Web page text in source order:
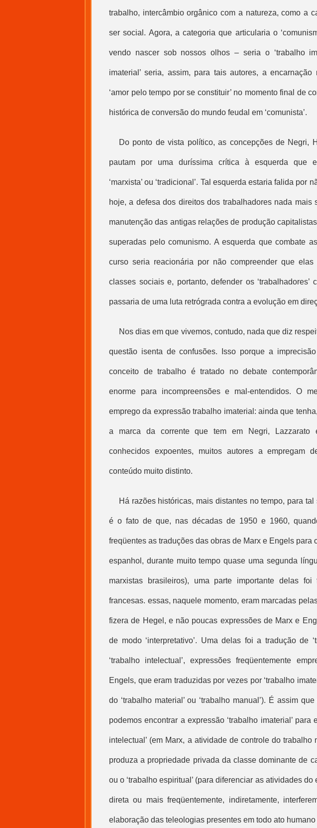
trabalho, intercâmbio orgânico com a natureza, como a
ser social. Agora, a categoria que articularia o
vendo nascer sob nossos olhos – seria o ‘trabalho
imaterial ’ seria, assim, para tais autores, a
‘amor pelo tempo por se constituir’ no momento final de
histórica de conversão do mundo feudal em ‘comunista’.
Do ponto de vista político, as concepções de Negri,
pautam por uma duríssima crítica à esquerda que
‘marxista’ ou ‘tradicional’. Tal esquerda estaria falida por
hoje, a defesa dos direitos dos trabalhadores nada mais
manutenção das antigas relações de produção
superadas pelo comunismo. A esquerda que combate
curso seria reacionária por não compreender que
classes sociais e, portanto, defender os ‘trabalhadores’
passaria de uma luta retrógrada contra a evolução em
Nos dias em que vivemos, contudo, nada que diz
questão isenta de confusões. Isso porque a
conceito de trabalho é tratado no debate
enorme para incompreensões e mal-entendidos. O
emprego da expressãotrabalho imaterial : ainda que
a marca da corrente que tem em Negri, Lazzarato
conhecidos expoentes, muitos autores a empregam
conteúdo muito distinto.
Há razões históricas, mais distantes no tempo, para
é o fato de que, nas décadas de 1950 e 1960,
freqüentes as traduções das obras de Marx e Engels para
espanhol, durante muito tempo quase uma segunda
marxistas brasileiros), uma parte importante delas foi
francesas. essas, naquele momento, eram marcadas
fizera de Hegel, e não poucas expressões de Marx e
de modo ‘interpretativo’. Uma delas foi a tradução de
‘trabalho intelectual’, expressões freqüentemente
Engels, que eram traduzidas por vezes por ‘trabalho
do ‘trabalho material’ ou ‘trabalho manual’). É assim
podemos encontrar a expressão ‘trabalho imaterial ’ para
intelectual’ (em Marx, a atividade de controle do trabalho
produza a propriedade privada da classe dominante de
ou o ‘trabalho espiritual’ (para diferenciar as atividades do
direta ou mais freqüentemente, indiretamente,
elaboração das teleologias presentes em todo ato